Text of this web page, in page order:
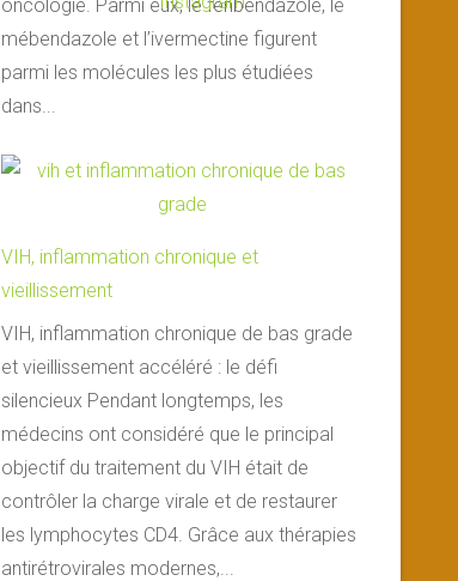
oncologie. Parmi eux, le fenbendazole, le
mébendazole et l’ivermectine figurent
parmi les molécules les plus étudiées
dans...
VIH, inflammation chronique et
vieillissement
VIH, inflammation chronique de bas grade
et vieillissement accéléré : le défi
silencieux Pendant longtemps, les
médecins ont considéré que le principal
objectif du traitement du VIH était de
contrôler la charge virale et de restaurer
les lymphocytes CD4. Grâce aux thérapies
antirétrovirales modernes,...